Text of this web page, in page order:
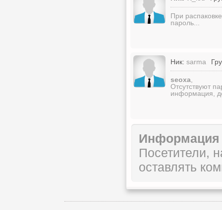
При
пароль...
Ник: sarma
seoxa
Отсутствуют
информация,
Информация
Посетители,
оставлять